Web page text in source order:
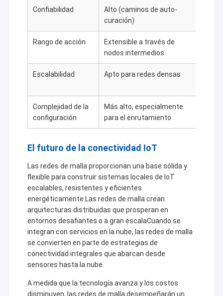
Confiabilidad
Alto (caminos de auto-
curación)
Rango de acción
Extensible a través de
nodos intermedios
Escalabilidad Apto para redes densas
Complejidad de la
configuración
Más alto, especialmente
para el enrutamiento
El futuro de la conectividad IoT
Las redes de malla proporcionan una base sólida y
flexible para construir sistemas locales de IoT
escalables, resistentes y eficientes
energéticamente.Las redes de malla crean
arquitecturas distribuidas que prosperan en
entornos desafiantes o a gran escalaCuando se
integran con servicios en la nube, las redes de malla
se convierten en parte de estrategias de
conectividad integrales que abarcan desde
sensores hasta la nube.
A medida que la tecnología avanza y los costos
disminuyen, las redes de malla desempeñarán un